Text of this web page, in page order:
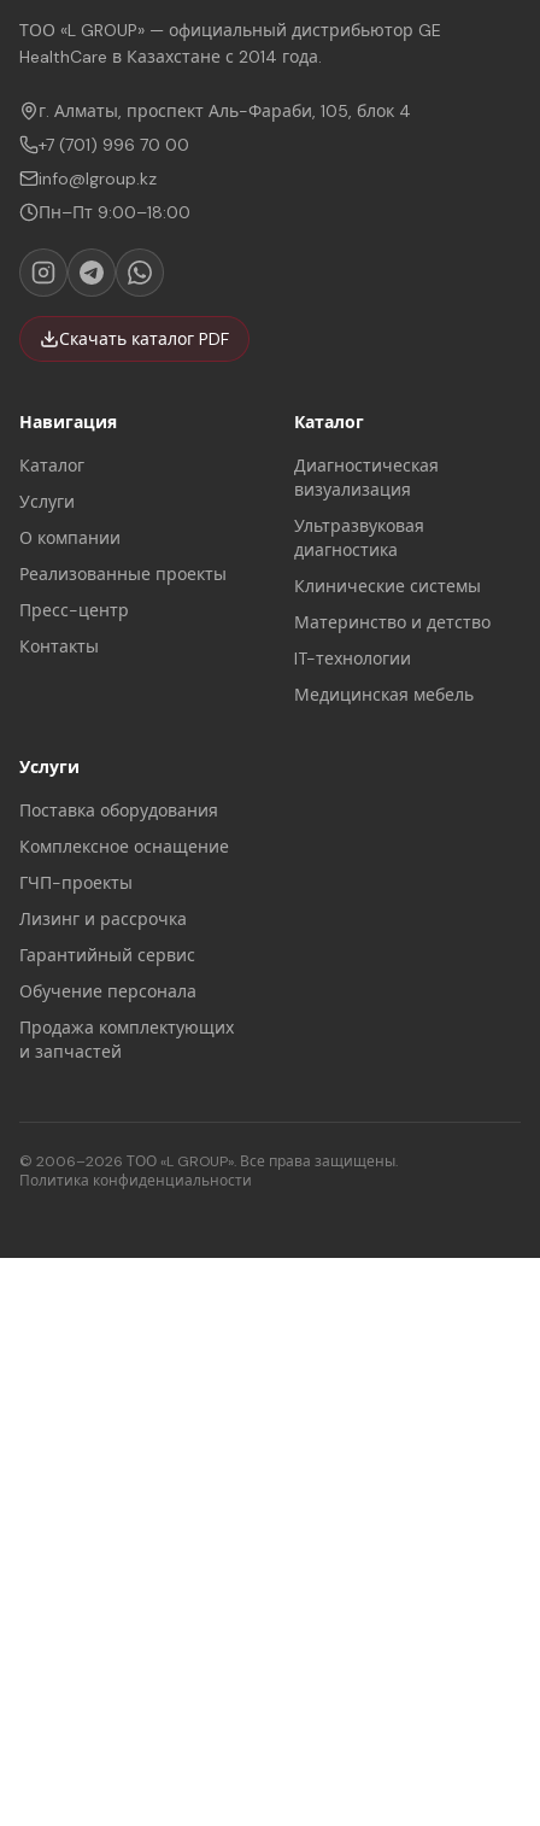
ТОО «L GROUP» — официальный дистрибьютор GE
HealthCare в Казахстане с 2014 года.
г. Алматы, проспект Аль-Фараби, 105, блок 4
+7 (701) 996 70 00
info@lgroup.kz
Пн–Пт 9:00–18:00
Скачать каталог PDF
Навигация
Каталог
Услуги
О компании
Реализованные проекты
Пресс-центр
Контакты
Каталог
Диагностическая
визуализация
Ультразвуковая
диагностика
Клинические системы
Материнство и детство
IT-технологии
Медицинская мебель
Услуги
Поставка оборудования
Комплексное оснащение
ГЧП-проекты
Лизинг и рассрочка
Гарантийный сервис
Обучение персонала
Продажа комплектующих
и запчастей
© 2006–2026 ТОО «L GROUP». Все права защищены.
Политика конфиденциальности